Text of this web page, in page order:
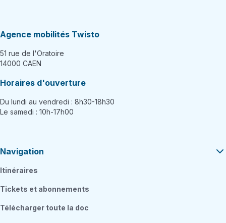
Agence mobilités Twisto
51 rue de l'Oratoire
14000 CAEN
Horaires d'ouverture
Du lundi au vendredi : 8h30-18h30
Le samedi : 10h-17h00
Navigation
Itinéraires
Tickets et abonnements
Télécharger toute la doc